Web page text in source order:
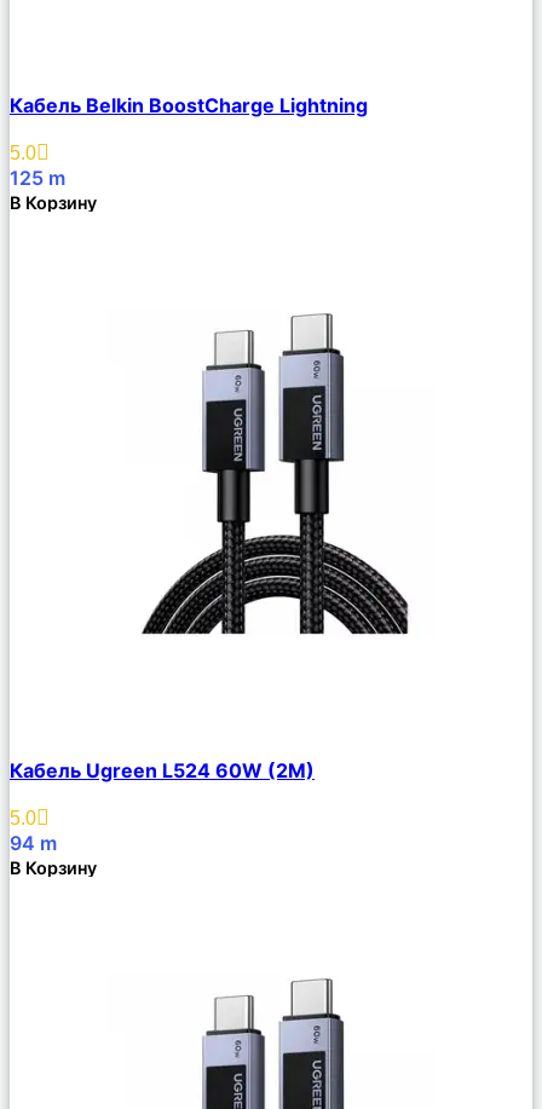
Описание
Избранное
Кабель Belkin BoostCharge Lightning
5.0
125 m
В Корзину
Описание
Избранное
Кабель Ugreen L524 60W (2M)
5.0
94 m
В Корзину